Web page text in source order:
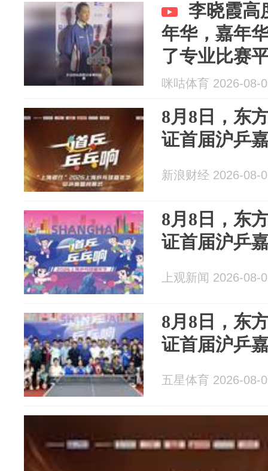
李晓霞高
年华，嘉年
了专业比赛
咪咕体育 2026-08-
8月8日，东
证首届沪乒
新浪财经 2026-08-
8月8日，东
证首届沪乒
上观新闻 2026-08-
8月8日，东
证首届沪乒
五星体育 2026-08-